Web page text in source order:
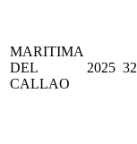
MARITIMA
DEL
CALLAO
2025 32